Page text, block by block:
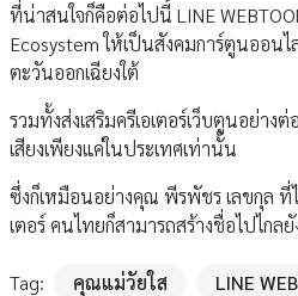
ที่น่าสนใจก็คือต่อไปนี้ LINE
Ecosystem ให้เป็นสังคมการ์ตูนออน
ตะวันออกเฉียงใต้
รวมทั้งส่งเสริมครีเอเตอร์เว็บตูนอย่าง
เสียงเพียงแค่ในประเทศเท่านั้น
ซึ่งก็เหมือนอย่างคุณ พีรพัชร เลขกุล ที่
เตอร์ คนไทยก็สามารถสร้างชื่อไปไกล
Tag: คุณแม่วัยใส LINE